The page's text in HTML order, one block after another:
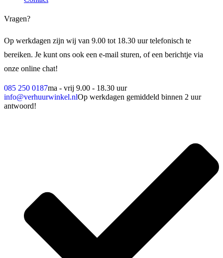
Vragen?
Op werkdagen zijn wij van 9.00 tot 18.30 uur telefonisch te
bereiken. Je kunt ons ook een e-mail sturen, of een berichtje via
onze online chat!
085 250 0187ma - vrij 9.00 - 18.30 uur
info@verhuurwinkel.nlOp werkdagen gemiddeld binnen 2 uur
antwoord!